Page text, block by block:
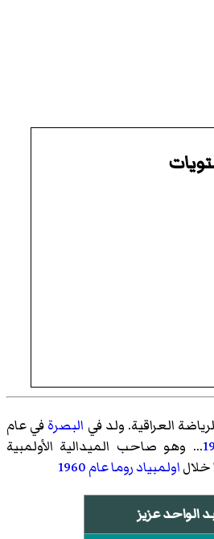
العراقية. ولد في البصرةفي عام
... وهو صاحب الميدالية الأولمبية
خلالاولمبياد روما عام 1960
الواحد عزيز